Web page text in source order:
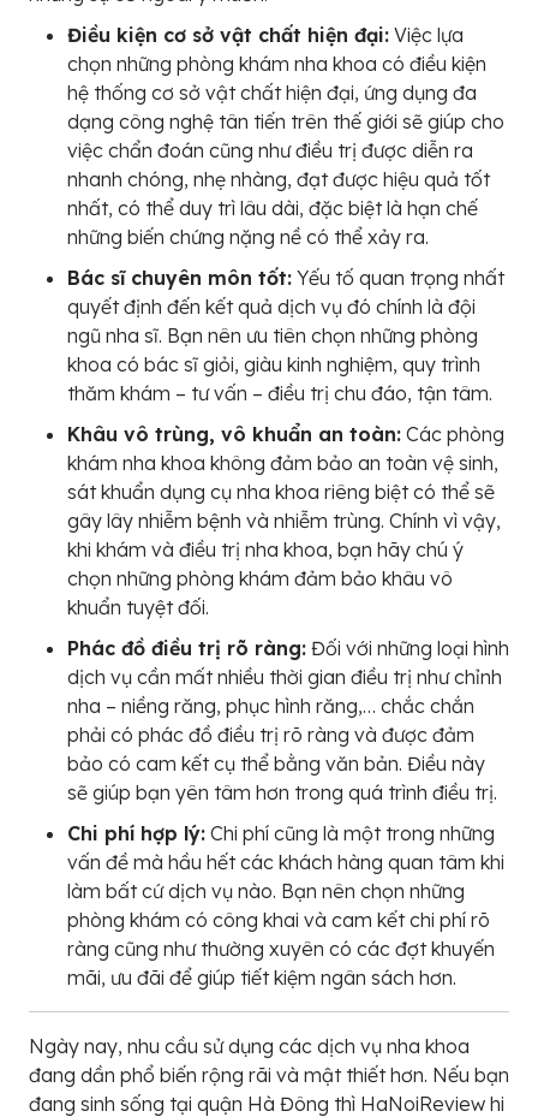
Điều kiện cơ sở vật chất hiện đại: Việc lựa
chọn những phòng khám nha khoa có điều kiện
hệ thống cơ sở vật chất hiện đại, ứng dụng đa
dạng công nghệ tân tiến trên thế giới sẽ giúp cho
việc chẩn đoán cũng như điều trị được diễn ra
nhanh chóng, nhẹ nhàng, đạt được hiệu quả tốt
nhất, có thể duy trì lâu dài, đặc biệt là hạn chế
những biến chứng nặng nề có thể xảy ra.
Bác sĩ chuyên môn tốt: Yếu tố quan trọng nhất
quyết định đến kết quả dịch vụ đó chính là đội
ngũ nha sĩ. Bạn nên ưu tiên chọn những phòng
khoa có bác sĩ giỏi, giàu kinh nghiệm, quy trình
thăm khám – tư vấn – điều trị chu đáo, tận tâm.
Khâu vô trùng, vô khuẩn an toàn: Các phòng
khám nha khoa không đảm bảo an toàn vệ sinh,
sát khuẩn dụng cụ nha khoa riêng biệt có thể sẽ
gây lây nhiễm bệnh và nhiễm trùng. Chính vì vậy,
khi khám và điều trị nha khoa, bạn hãy chú ý
chọn những phòng khám đảm bảo khâu vô
khuẩn tuyệt đối.
Phác đồ điều trị rõ ràng: Đối với những loại hình
dịch vụ cần mất nhiều thời gian điều trị như chỉnh
nha – niềng răng, phục hình răng,… chắc chắn
phải có phác đồ điều trị rõ ràng và được đảm
bảo có cam kết cụ thể bằng văn bản. Điều này
sẽ giúp bạn yên tâm hơn trong quá trình điều trị.
Chi phí hợp lý: Chi phí cũng là một trong những
vấn đề mà hầu hết các khách hàng quan tâm khi
làm bất cứ dịch vụ nào. Bạn nên chọn những
phòng khám có công khai và cam kết chi phí rõ
ràng cũng như thường xuyên có các đợt khuyến
mãi, ưu đãi để giúp tiết kiệm ngân sách hơn.
Ngày nay, nhu cầu sử dụng các dịch vụ nha khoa
đang dần phổ biến rộng rãi và mật thiết hơn. Nếu bạn
đang sinh sống tại quận Hà Đông thì HaNoiReview hi